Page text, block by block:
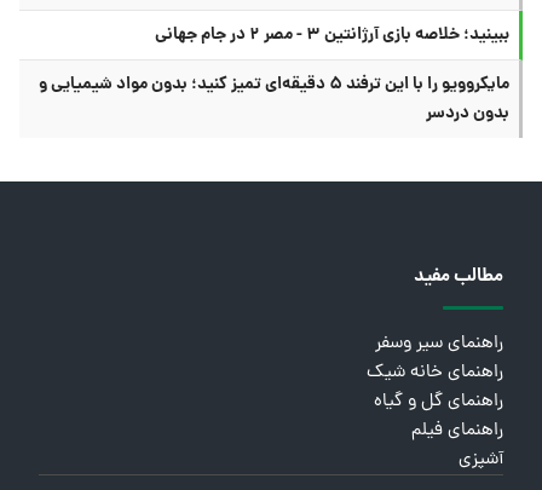
ببینید؛ خلاصه بازی آرژانتین ۳ - مصر ۲ در جام جهانی
مایکروویو را با این ترفند ۵ دقیقه‌ای تمیز کنید؛ بدون مواد شیمیایی و
بدون دردسر
مطالب مفید
راهنمای سیر وسفر
راهنمای خانه شیک
راهنمای گل و گیاه
راهنمای فیلم
آشپزی